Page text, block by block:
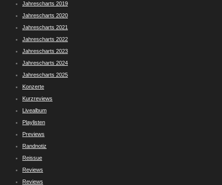
Jahrescharts 2019
Jahrescharts 2020
Jahrescharts 2021
Jahrescharts 2022
Jahrescharts 2023
Jahrescharts 2024
Jahrescharts 2025
Konzerte
Kurzreviews
Livealbum
Playlisten
Previews
Randnotiz
Reissue
Reviews
Reviews